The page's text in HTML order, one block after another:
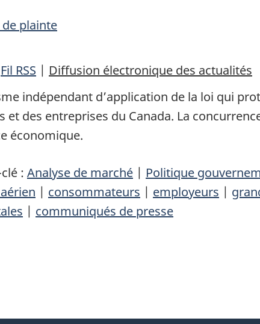
plainte
Fil RSS | Diffusion électronique des actualités
indépendant d’application de la loi qui
des entreprises du Canada. La
économique.
: Analyse de marché | Politique
| consommateurs | employeurs |
| communiqués de presse